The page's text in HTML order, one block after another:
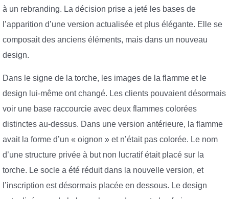
à un rebranding. La décision prise a jeté les bases de
l’apparition d’une version actualisée et plus élégante. Elle se
composait des anciens éléments, mais dans un nouveau
design.
Dans le signe de la torche, les images de la flamme et le
design lui-même ont changé. Les clients pouvaient désormais
voir une base raccourcie avec deux flammes colorées
distinctes au-dessus. Dans une version antérieure, la flamme
avait la forme d’un « oignon » et n’était pas colorée. Le nom
d’une structure privée à but non lucratif était placé sur la
torche. Le socle a été réduit dans la nouvelle version, et
l’inscription est désormais placée en dessous. Le design